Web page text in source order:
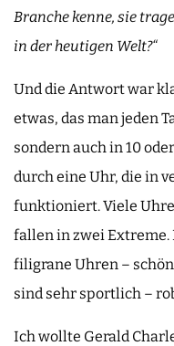
Branche kenne, sie
in der heutigen Welt?“
Und die Antwort war
etwas, das man jeden
sondern auch in 10
durch eine Uhr, die in
funktioniert. Viele
fallen in zwei Extreme.
filigrane Uhren –
sind sehr sportlich –
Ich wollte Gerald